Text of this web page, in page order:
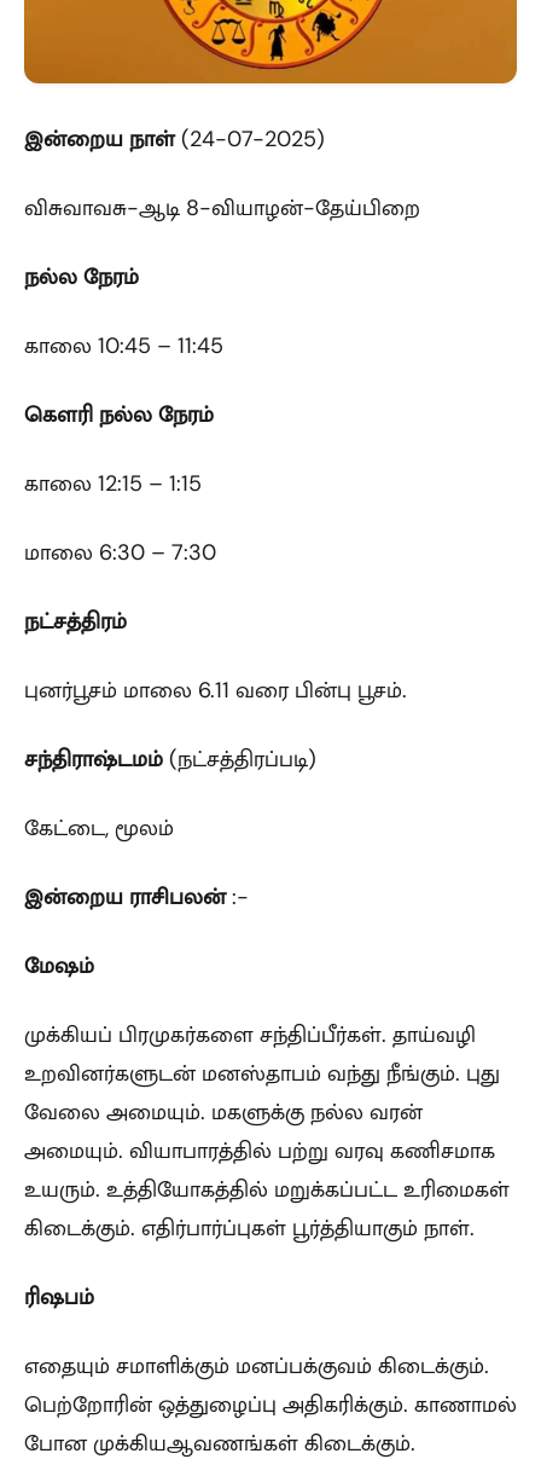
இன்றைய நாள்(24-07-2025)
விசுவாவசு-ஆடி 8-வியாழன்-தேய்பிறை
நல்ல நேரம்
காலை 10:45 – 11:45
கௌரி நல்ல நேரம்
காலை 12:15 – 1:15
மாலை 6:30 – 7:30
நட்சத்திரம்
புனர்பூசம் மாலை 6.11 வரை பின்பு பூசம்.
சந்திராஷ்டமம் (நட்சத்திரப்படி)
கேட்டை, மூலம்
இன்றைய ராசிபலன்:-
மேஷம்
முக்கியப் பிரமுகர்களை சந்திப்பீர்கள். தாய்வழி
உறவினர்களுடன் மனஸ்தாபம் வந்து நீங்கும். புது
வேலை அமையும். மகளுக்கு நல்ல வரன்
அமையும். வியாபாரத்தில் பற்று வரவு கணிசமாக
உயரும். உத்தியோகத்தில் மறுக்கப்பட்ட உரிமைகள்
கிடைக்கும். எதிர்பார்ப்புகள் பூர்த்தியாகும் நாள்.
ரிஷபம்
எதையும் சமாளிக்கும் மனப்பக்குவம் கிடைக்கும்.
பெற்றோரின் ஒத்துழைப்பு அதிகரிக்கும். காணாமல்
போன முக்கியஆவணங்கள் கிடைக்கும்.